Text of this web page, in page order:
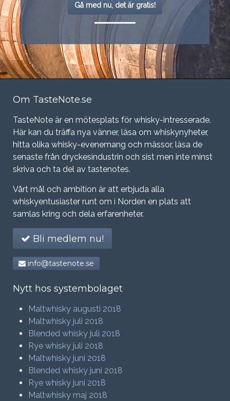
Gå med nu, det är gratis!
Om TasteNote.se
TasteNote är en mötesplats för whisky-intresserade.
Här kan du träffa nya vänner, läsa om whiskynyheter,
hitta olika whisky-evenemang och mässor, läsa de
senaste från dryckesindustrin och sist men inte minst
skriva och ta del av tastenotes.
Vårt mål och ambition är att erbjuda alla
whiskyentusiaster runt om i Norden en plats att
samlas kring och dela erfarenheter.
Bli medlem nu!
info@tastenote.se
Nytt hos systembolaget
Maltwhisky augusti 2018
Maltwhisky juli 2018
Blended whisky juli 2018
Rye whisky juli 2018
Maltwhisky juni 2018
Blended whisky juni 2018
Rye whisky juni 2018
Maltwhisky maj 2018